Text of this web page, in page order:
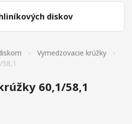
diskov
Vymedzovacie krúžky
60,1/58,1